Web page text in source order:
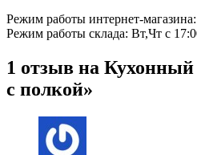
Режим работы интернет-
Режим работы склада: Вт,Чт с
1 отзыв на Кухонный
с полкой»